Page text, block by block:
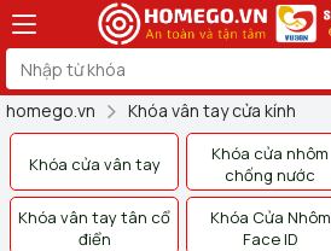
homego.vn Khóa vân tay cửa kính
Khóa cửa vân tay
Khóa cửa nhôm
chống nước
Khóa vân tay tân cổ
điển
Khóa Cửa Nhôm
Face ID